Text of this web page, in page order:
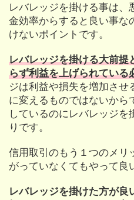
レバレッジを掛ける事は、
金効率からすると良い事な
けないポイントです。
レバレッジを掛ける大前提
らず利益を上げられている
ジは利益や損失を増加させ
に変えるものではないから
しているのにレバレッジ
りです。
信用取引のもう１つのメリ
がっていなくてもやって良
レバレッジを掛けた方が